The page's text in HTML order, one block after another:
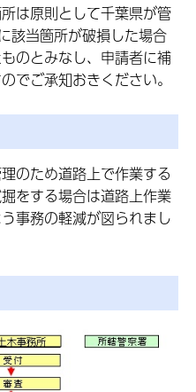
は原則として千葉県が管
該当箇所が破損した場合
のとみなし、申請者に補
でご承知おきください。
のため道路上で作業する
をする場合は道路上作業
事務の軽減が図られまし